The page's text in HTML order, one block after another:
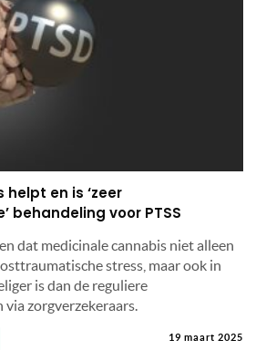
en is ‘zeer
behandeling voor PTSS
dat medicinale cannabis niet alleen
stress, maar ook in
is dan de reguliere
zorgverzekeraars.
19 maart 2025